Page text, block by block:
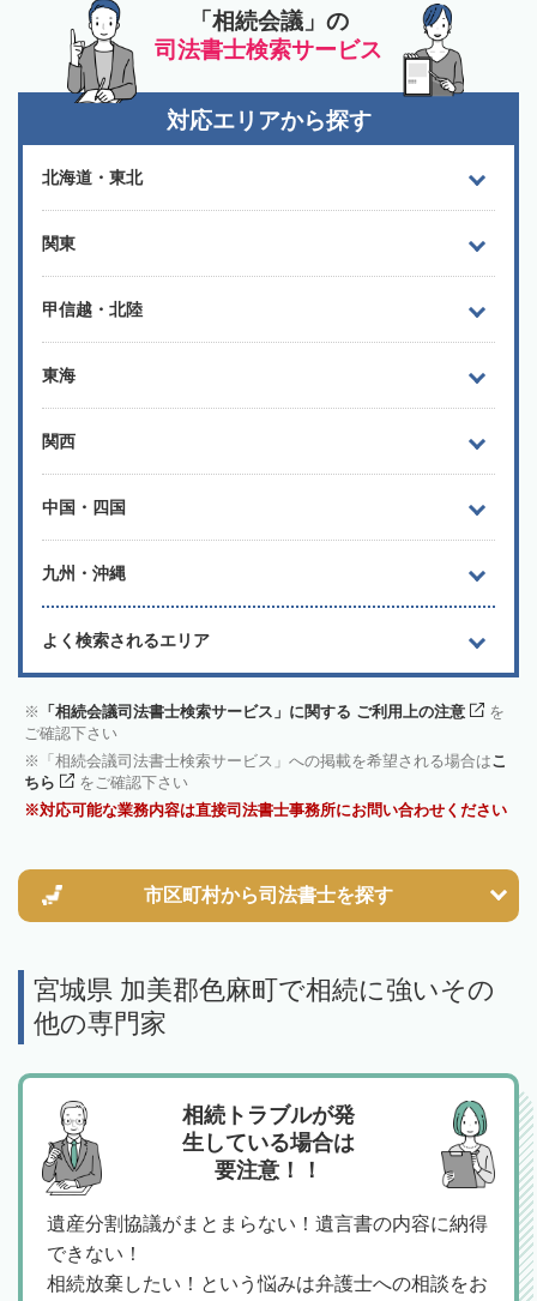
「相続会議」の
司法書士検索サービス
対応エリアから探す
北海道・東北
関東
甲信越・北陸
東海
関西
中国・四国
九州・沖縄
よく検索されるエリア
「相続会議司法書士検索サービス」に関する ご利用上の注意
を
ご確認下さい
「相続会議司法書士検索サービス」への掲載を希望される場合はこ
ちら
をご確認下さい
対応可能な業務内容は直接司法書士事務所にお問い合わせください
市区町村から司法書士を探す
宮城県 加美郡色麻町で相続に強いその
他の専門家
相続トラブルが発
生している場合は
要注意！！
遺産分割協議がまとまらない！遺言書の内容に納得
できない！
相続放棄したい！という悩みは弁護士への相談をお